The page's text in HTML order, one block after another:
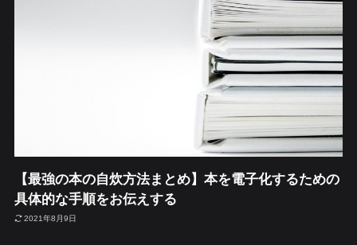
【最強の本の自炊方法まとめ】本を電子化するための
具体的な手順をお伝えする
2021年8月9日